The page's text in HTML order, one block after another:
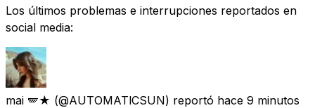
Los últimos problemas e interrupciones reportados en
social media:
mai 🪽★ (@AUTOMATlCSUN) reportó hace 9 minutos